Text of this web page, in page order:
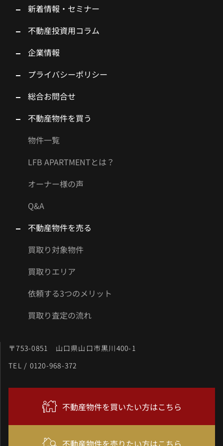
新着情報・セミナー
不動産投資用コラム
企業情報
プライバシーポリシー
総合お問合せ
不動産物件を買う
物件一覧
LFB APARTMENTとは？
オーナー様の声
Q&A
不動産物件を売る
買取り対象物件
買取りエリア
依頼する3つのメリット
買取り査定の流れ
〒753-0851 山口県山口市黒川400-1
TEL / 0120-968-372
不動産物件を買いたい方はこちら
不動産物件を売りたい方はこちら